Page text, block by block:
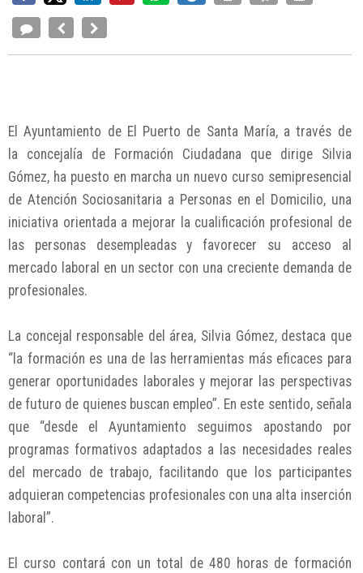
El Ayuntamiento de El Puerto de Santa María, a través de
la concejalía de Formación Ciudadana que dirige Silvia
Gómez, ha puesto en marcha un nuevo curso semipresencial
de Atención Sociosanitaria a Personas en el Domicilio, una
iniciativa orientada a mejorar la cualificación profesional de
las personas desempleadas y favorecer su acceso al
mercado laboral en un sector con una creciente demanda de
profesionales.
La concejal responsable del área, Silvia Gómez, destaca que
“la formación es una de las herramientas más eficaces para
generar oportunidades laborales y mejorar las perspectivas
de futuro de quienes buscan empleo”. En este sentido, señala
que “desde el Ayuntamiento seguimos apostando por
programas formativos adaptados a las necesidades reales
del mercado de trabajo, facilitando que los participantes
adquieran competencias profesionales con una alta inserción
laboral”.
El curso contará con un total de 480 horas de formación